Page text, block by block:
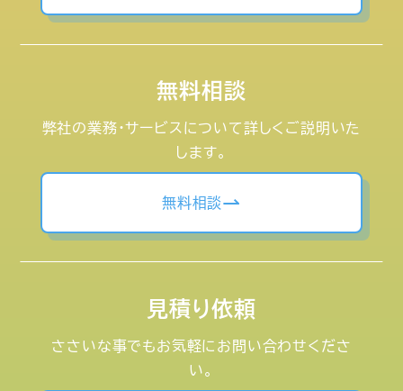
無料相談
弊社の業務・サービスについて詳しくご説明いた
します。
無料相談
見積り依頼
ささいな事でもお気軽にお問い合わせくださ
い。